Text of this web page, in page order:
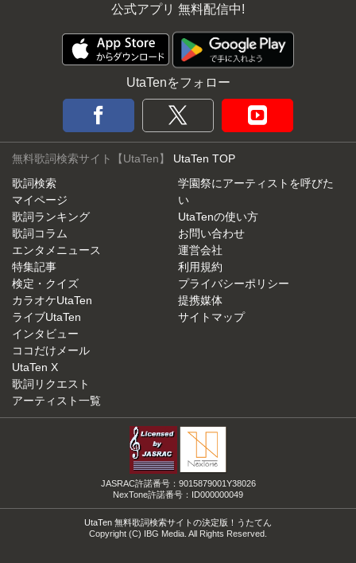
公式アプリ 無料配信中!
UtaTenをフォロー
無料歌詞検索サイト【UtaTen】 UtaTen TOP
歌詞検索
マイページ
歌詞ランキング
歌詞コラム
エンタメニュース
特集記事
検定・クイズ
カラオケUtaTen
ライブUtaTen
インタビュー
ココだけメール
UtaTen X
歌詞リクエスト
アーティスト一覧
学園祭にアーティストを呼びた
い
UtaTenの使い方
お問い合わせ
運営会社
利用規約
プライバシーポリシー
提携媒体
サイトマップ
JASRAC許諾番号：9015879001Y38026
NexTone許諾番号：ID000000049
UtaTen 無料歌詞検索サイトの決定版！うたてん
Copyright (C) IBG Media. All Rights Reserved.